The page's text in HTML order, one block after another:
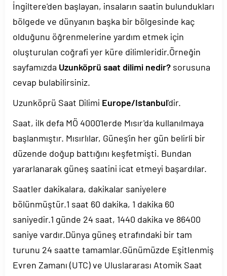
İngiltere'den başlayan, insaların saatin bulundukları
bölgede ve dünyanın başka bir bölgesinde kaç
olduğunu öğrenmelerine yardım etmek için
oluşturulan coğrafi yer küre dilimleridir.Örneğin
sayfamızda Uzunköprü saat dilimi nedir? sorusuna
cevap bulabilirsiniz.
Uzunköprü Saat Dilimi Europe/Istanbul'dir.
Saat, ilk defa MÖ 4000'lerde Mısır'da kullanılmaya
başlanmıştır. Mısırlılar, Güneş'in her gün belirli bir
düzende doğup battığını keşfetmişti. Bundan
yararlanarak güneş saatini icat etmeyi başardılar.
Saatler dakikalara, dakikalar saniyelere
bölünmüştür.1 saat 60 dakika, 1 dakika 60
saniyedir.1 günde 24 saat, 1440 dakika ve 86400
saniye vardır.Dünya güneş etrafındaki bir tam
turunu 24 saatte tamamlar.Günümüzde Eşitlenmiş
Evren Zamanı (UTC) ve Uluslararası Atomik Saat